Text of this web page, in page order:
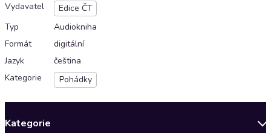
Vydavatel
Edice ČT
Typ
Audiokniha
Formát
digitální
Jazyk
čeština
Kategorie
Pohádky
Kategorie